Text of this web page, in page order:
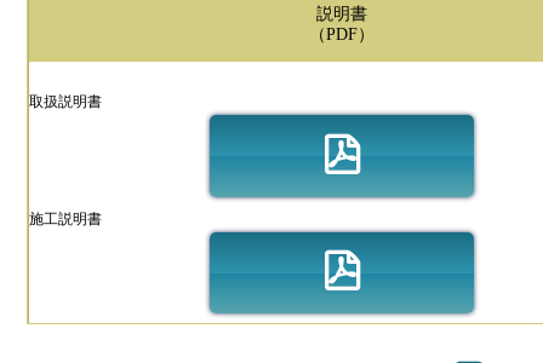
説明書
（PDF）
取扱説明書
施工説明書